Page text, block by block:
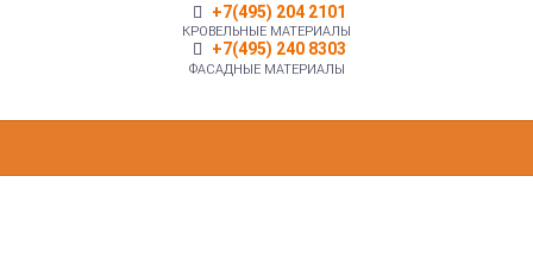
+7(495) 204 2101
КРОВЕЛЬНЫЕ МАТЕРИАЛЫ
+7(495) 240 8303
ФАСАДНЫЕ МАТЕРИАЛЫ